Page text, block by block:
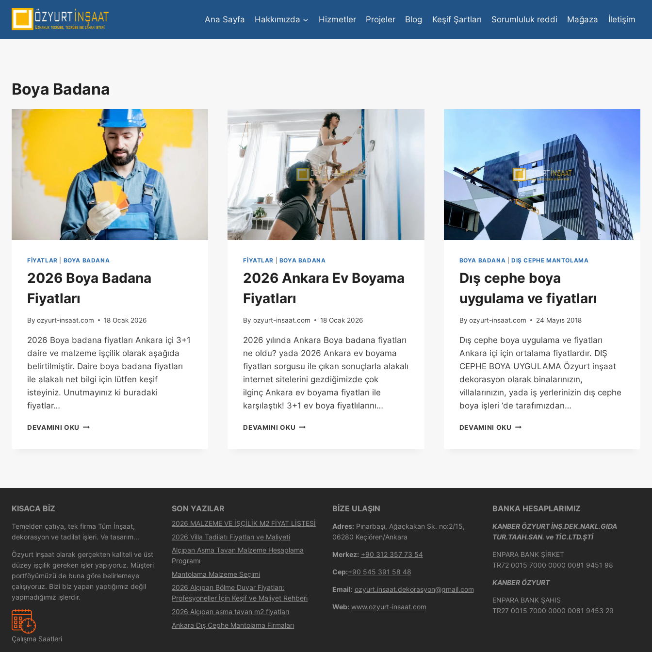
Ana Sayfa Hakkımızda Hizmetler Projeler Blog Keşif Şartları Sorumluluk reddi Mağaza İletişim
Boya Badana
FIYATLAR BOYA BADANA
2026 Boya Badana
Fiyatları
By ozyurt-insaat.com 18 Ocak 2026
2026 Boya badana fiyatları Ankara içi 3+1
daire ve malzeme işçilik olarak aşağıda
belirtilmiştir. Daire boya badana fiyatları
ile alakalı net bilgi için lütfen keşif
isteyiniz. Unutmayınız ki buradaki
fiyatlar…
DEVAMINI OKU
FIYATLAR BOYA BADANA
2026 Ankara Ev Boyama
Fiyatları
By ozyurt-insaat.com 18 Ocak 2026
2026 yılında Ankara Boya badana fiyatları
ne oldu? yada 2026 Ankara ev boyama
fiyatları sorgusu ile çıkan sonuçlarla alakalı
internet sitelerini gezdiğimizde çok
ilginç Ankara ev boyama fiyatları ile
karşılaştık! 3+1 ev boya fiyatlılarını…
DEVAMINI OKU
BOYA BADANA DIŞ CEPHE MANTOLAMA
Dış cephe boya
uygulama ve fiyatları
By ozyurt-insaat.com 24 Mayıs 2018
Dış cephe boya uygulama ve fiyatları
Ankara içi için ortalama fiyatlardır. DIŞ
CEPHE BOYA UYGULAMA Özyurt inşaat
dekorasyon olarak binalarınızın,
villalarınızın, yada iş yerlerinizin dış cephe
boya işleri ‘de tarafımızdan…
DEVAMINI OKU
KISACA BIZ
Temelden çatıya, tek firma Tüm İnşaat,
dekorasyon ve tadilat işleri. Ve tasarım...
Özyurt inşaat olarak gerçekten kaliteli ve üst
düzey işçilik gereken işler yapıyoruz. Müşteri
portföyümüzü de buna göre belirlemeye
çalışıyoruz. Bizi biz yapan yaptığımız değil
yapmadığımız işlerdir.
Çalışma Saatleri
SON YAZILAR
2026 MALZEME VE İŞÇİLİK M2 FİYAT LİSTESİ
2026 Villa Tadilatı Fiyatları ve Maliyeti
Alçıpan Asma Tavan Malzeme Hesaplama
Programı
Mantolama Malzeme Seçimi
2026 Alçıpan Bölme Duvar Fiyatları:
Profesyoneller İçin Keşif ve Maliyet Rehberi
2026 Alçıpan asma tavan m2 fiyatları
Ankara Dış Cephe Mantolama Firmaları
BİZE ULAŞIN
Adres: Pınarbaşı, Ağaçkakan Sk. no:2/15,
06280 Keçiören/Ankara
Merkez: +90 312 357 73 54
Cep:+90 545 391 58 48
Email: ozyurt.insaat.dekorasyon@gmail.com
Web: www.ozyurt-insaat.com
BANKA HESAPLARIMIZ
KANBER ÖZYURT İNŞ.DEK.NAKL.GIDA
TUR.TAAH.SAN. ve TİC.LTD.ŞTİ
ENPARA BANK ŞİRKET
TR72 0015 7000 0000 0081 9451 98
KANBER ÖZYURT
ENPARA BANK ŞAHIS
TR27 0015 7000 0000 0081 9453 29